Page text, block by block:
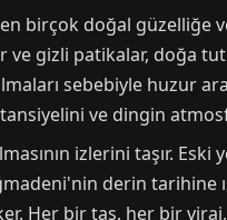
birçok doğal güzelliğe
ve gizli patikalar, doğa
sebebiyle huzur
ve dingin
izlerini taşır. Eski
derin tarihine
Her bir taş, her bir